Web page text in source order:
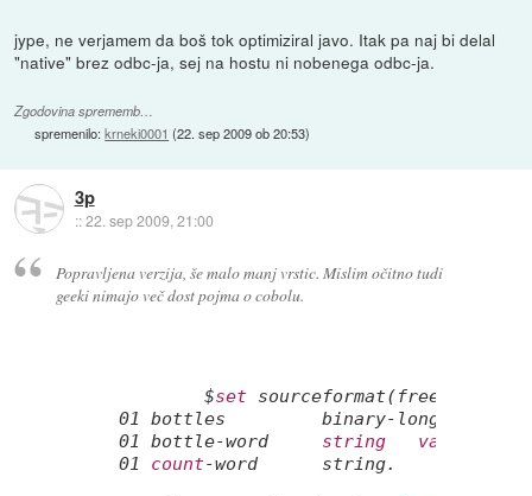
jype, ne verjamem da boš tok optimiziral javo. Itak pa naj bi delal
"native" brez odbc-ja, sej na hostu ni nobenega odbc-ja.
Zgodovina sprememb…
spremenilo:krneki0001 (22. sep 2009 ob 20:53)
3p
::22. sep 2009, 21:00
Popravljena verzija, še malo manj vrstic. Mislim očitno tudi
geeki nimajo več dost pojma o cobolu.
         $
set sourceformat(free)
01 bottles binary-long.
01 bottle-word string value
01
count-word      string.